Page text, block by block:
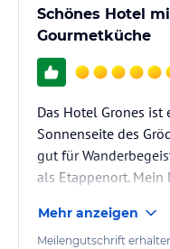
Schönes Hotel
Gourmetküche
Das Hotel Grones ist
Sonnenseite des
gut für
als Etappenort. Mein
unter dem Dach.
eingerichtet mit
Mehr anzeigen
Meilengutschrift